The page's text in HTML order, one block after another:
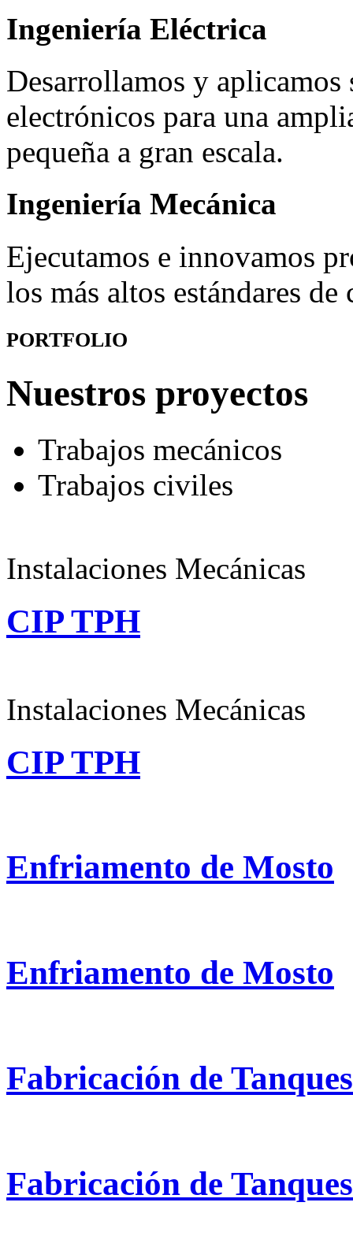
Ingeniería Eléctrica
Desarrollamos y aplicamos
electrónicos para una
pequeña a gran escala.
Ingeniería Mecánica
Ejecutamos e innovamos
los más altos estándares
PORTFOLIO
Nuestros proyectos
Trabajos mecánicos
Trabajos civiles
Instalaciones Mecánicas
CIP TPH
Instalaciones Mecánicas
CIP TPH
Enfriamento de Mosto
Enfriamento de Mosto
Fabricación de
Fabricación de